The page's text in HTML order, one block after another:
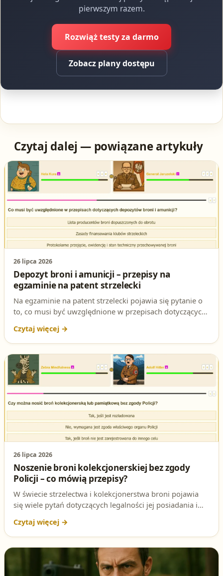
pierwszym razem.
Rozwiąż testy za darmo
Zobacz plany dostępu
Czytaj dalej — powiązane artykuły
26 lipca 2026
Depozyt broni i amunicji – przepisy na
egzaminie na patent strzelecki
Na egzaminie na patent strzelecki pojawia się pytanie o
to, co musi być uwzględnione w przepisach dotyczących
odpowiedź i podstawę prawną.
26 lipca 2026
Noszenie broni kolekcjonerskiej bez zgody
Policji – co mówią przepisy?
W świecie strzelectwa i kolekcjonerstwa broni pojawia
się wiele pytań dotyczących legalności jej posiadania i
można nosić broń kolekcjonerską lub pamiątkową bez
zgody Policji. W tym artykule rozbieramy to pytanie na
czynniki pierwsze, analizując przepisy i przedstawiając
poprawną odpowiedź na testowe pytanie na patent
strzelecki.